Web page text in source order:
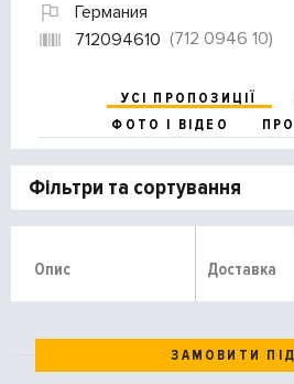
Германия
712094610 (712 0946 10)
УСІ ПРОПОЗИЦІЇ
ФОТО І ВІДЕО
Фільтри та сортування
Опис Доставка
ЗАМОВИТИ